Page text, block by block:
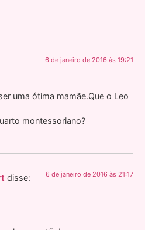
6 de janeiro de 2016 às 19:21
uma ótima mamãe.Que o Leo
montessoriano?
disse: 6 de janeiro de 2016 às 21:17